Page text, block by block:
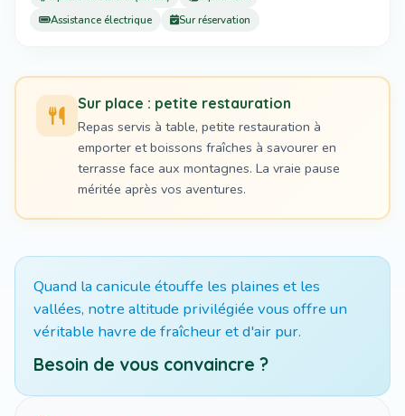
Assistance électrique
Sur réservation
Sur place : petite restauration
Repas servis à table, petite restauration à
emporter et boissons fraîches à savourer en
terrasse face aux montagnes. La vraie pause
méritée après vos aventures.
Quand la canicule étouffe les plaines et les
vallées, notre altitude privilégiée vous offre un
véritable havre de fraîcheur et d'air pur.
Besoin de vous convaincre ?